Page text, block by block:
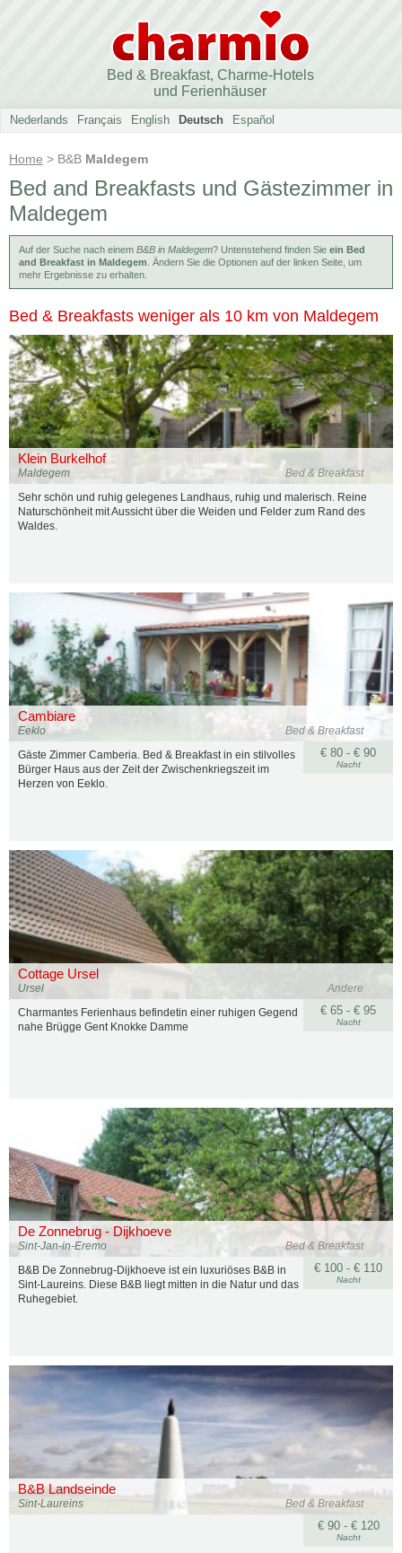
Bed & Breakfast, Charme-Hotels
und Ferienhäuser
Nederlands Français English Deutsch Español
Home > B&B Maldegem
Bed and Breakfasts und Gästezimmer in
Maldegem
Auf der Suche nach einem B&B in Maldegem? Untenstehend finden Sie ein Bed
and Breakfast in Maldegem . Ändern Sie die Optionen auf der linken Seite, um
mehr Ergebnisse zu erhalten.
Bed & Breakfasts weniger als 10 km von Maldegem
Klein Burkelhof
Bed & Breakfast
Maldegem
Sehr schön und ruhig gelegenes Landhaus, ruhig und malerisch. Reine
Naturschönheit mit Aussicht über die Weiden und Felder zum Rand des
Waldes.
Cambiare
Bed & Breakfast
Eeklo
€ 80 - € 90
Nacht
Gäste Zimmer Camberia. Bed & Breakfast in ein stilvolles
Bürger Haus aus der Zeit der Zwischenkriegszeit im
Herzen von Eeklo.
Cottage Ursel
Andere
Ursel
€ 65 - € 95
Nacht
Charmantes Ferienhaus befindetin einer ruhigen Gegend
nahe Brügge Gent Knokke Damme
De Zonnebrug - Dijkhoeve
Bed & Breakfast
Sint-Jan-in-Eremo
€ 100 - € 110
Nacht
B&B De Zonnebrug-Dijkhoeve ist ein luxuriöses B&B in
Sint-Laureins. Diese B&B liegt mitten in die Natur und das
Ruhegebiet.
B&B Landseinde
Bed & Breakfast
Sint-Laureins
€ 90 - € 120
Nacht